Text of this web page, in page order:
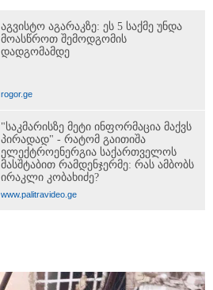
აგვისტო აგარაკზე: ეს 5 საქმე უნდა
მოასწროთ შემოდგომის
დადგომამდე
rogor.ge
"საკმარისზე მეტი ინფორმაცია მაქვს
პირადად" - რატომ გაითიშა
ელექტროენერგია საქართველოს
მასშტაბით რამდენჯერმე: რას ამბობს
ირაკლი კობახიძე?
www.palitravideo.ge